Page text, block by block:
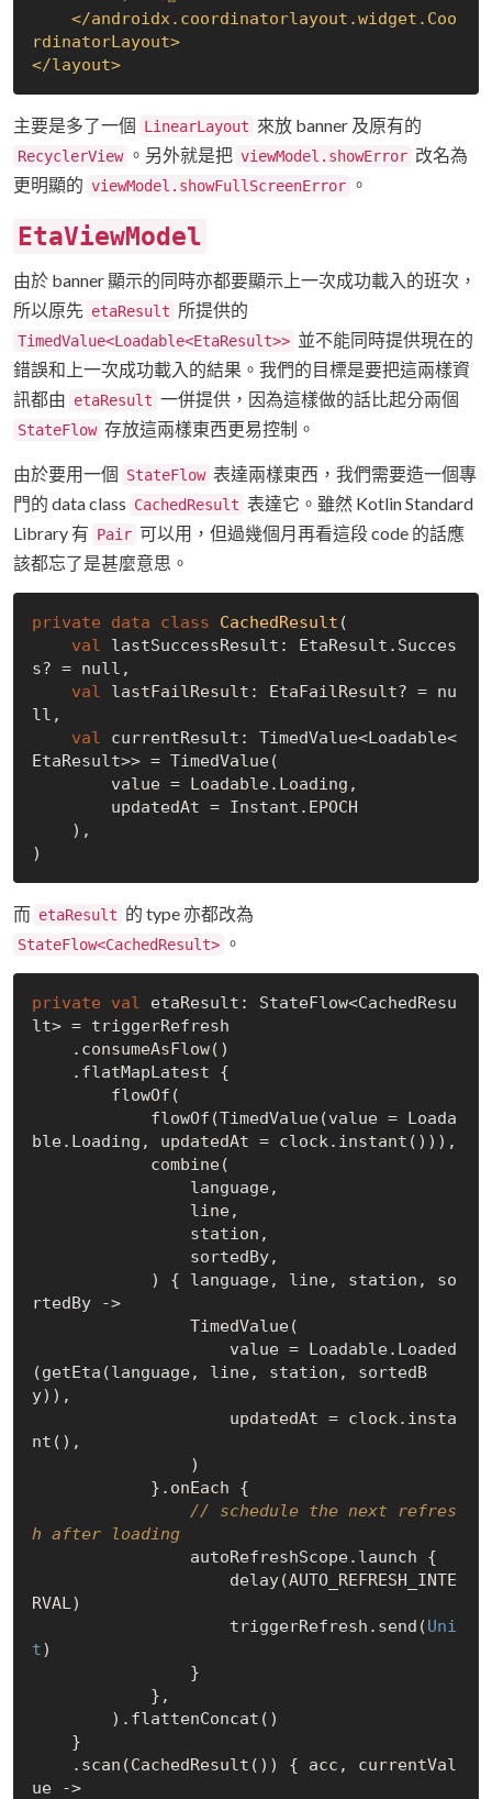
</androidx.coordinatorlayout.widget.Coo
rdinatorLayout>
</layout>
主要是多了一個 LinearLayout 來放 banner 及原有的
RecyclerView 。另外就是把 viewModel.showError 改名為
更明顯的 viewModel.showFullScreenError 。
EtaViewModel
由於 banner 顯示的同時亦都要顯示上一次成功載入的班次，
所以原先 etaResult 所提供的
TimedValue<Loadable<EtaResult>> 並不能同時提供現在的
錯誤和上一次成功載入的結果。我們的目標是要把這兩樣資
訊都由 etaResult 一併提供，因為這樣做的話比起分兩個
StateFlow 存放這兩樣東西更易控制。
由於要用一個 StateFlow 表達兩樣東西，我們需要造一個專
門的 data class CachedResult 表達它。雖然 Kotlin Standard
Library 有 Pair 可以用，但過幾個月再看這段 code 的話應
該都忘了是甚麼意思。
private data class CachedResult (
val lastSuccessResult: EtaResult.Succes
s? = null ,
val lastFailResult: EtaFailResult? = nu
ll ,
val currentResult: TimedValue<Loadable<
EtaResult>> = TimedValue(
而 etaResult 的 type 亦都改為
StateFlow<CachedResult> 。
private val etaResult: StateFlow<CachedResu
lt> = triggerRefresh
ble.Loading, updatedAt = clock.instant())),
rtedBy ->
(getEta(language, line, station, sortedB
y)),
nt(),
// schedule the next refres
h after loading
RVAL)
                    triggerRefresh.send(
Uni
t)
ue ->